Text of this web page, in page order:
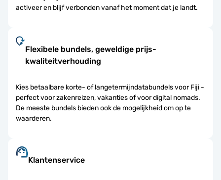
activeer en blijf verbonden vanaf het moment dat je landt.
Flexibele bundels, geweldige prijs-
kwaliteitverhouding
Kies betaalbare korte- of langetermijndatabundels voor Fiji -
perfect voor zakenreizen, vakanties of voor digital nomads.
De meeste bundels bieden ook de mogelijkheid om op te
waarderen.
Klantenservice